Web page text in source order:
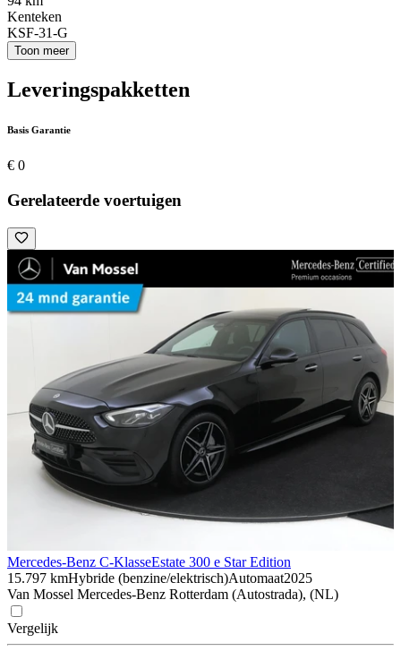
Kenteken
KSF-31-G
Toon meer
Leveringspakketten
Basis Garantie
€ 0
Gerelateerde voertuigen
Mercedes-Benz C-KlasseEstate 300 e Star Edition
15.797 kmHybride (benzine/elektrisch)Automaat2025
Van Mossel Mercedes-Benz Rotterdam (Autostrada), (NL)
Vergelijk